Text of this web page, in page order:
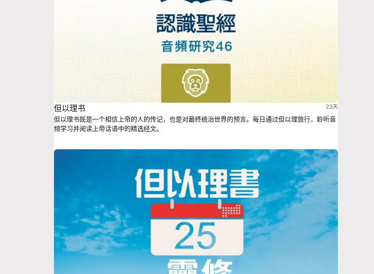
但以理书 23天
但以理书既是一个相信上帝的人的传记，也是对最终统治世界的预言。每日通过但以理旅行，聆听音
频学习并阅读上帝话语中的精选经文。